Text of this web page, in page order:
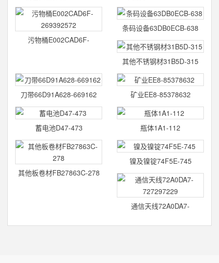
污物桶E002CAD6F-
条码设备63DB0ECB-638
其他不锈钢材31B5D-315
刀带66D91A628-669162 矿业EE8-85378632
蓄电池D47-473 瓶体1A1-112
其他板卷材FB27863C-278
镍及镍锭74F5E-745
通信天线72A0DA7-